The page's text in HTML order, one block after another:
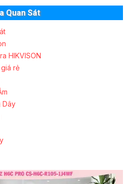
Quan Sát
HIKVISON
rẻ
Dây